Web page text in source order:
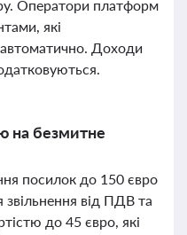
Оператори платформ
які
Доходи
на безмитне
посилок до 150 євро
звільнення від ПДВ та
до 45 євро, які